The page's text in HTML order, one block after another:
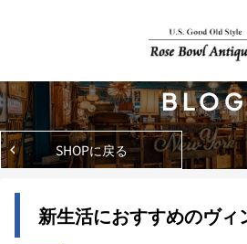
BLOG
SHOPに戻る
新生活におすすめのヴ